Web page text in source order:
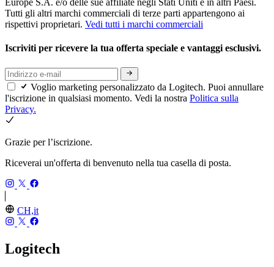
Europe S.A. e/o delle sue affiliate negli Stati Uniti e in altri Paesi.
Tutti gli altri marchi commerciali di terze parti appartengono ai
rispettivi proprietari. Vedi tutti i marchi commerciali
Iscriviti per ricevere la tua offerta speciale e vantaggi esclusivi.
Voglio marketing personalizzato da Logitech. Puoi annullare
l'iscrizione in qualsiasi momento. Vedi la nostra Politica sulla
Privacy.
Grazie per l’iscrizione.
Riceverai un'offerta di benvenuto nella tua casella di posta.
CH,it
Logitech